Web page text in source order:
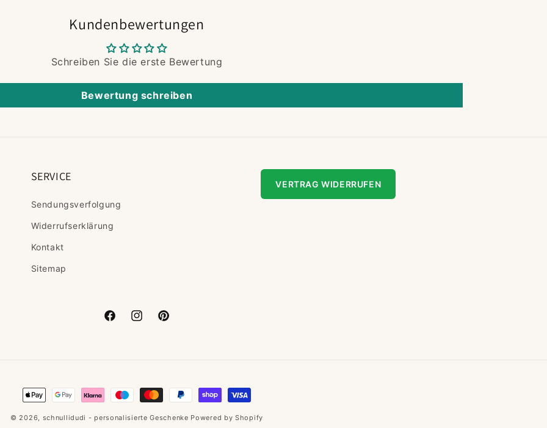
Kundenbewertungen
Schreiben Sie die erste Bewertung
Bewertung schreiben
SERVICE
Sendungsverfolgung
Widerrufserklärung
Kontakt
Sitemap
VERTRAG WIDERRUFEN
FacebookInstagramPinterest
Zahlungsmethoden
© 2026, schnullidudi - personalisierte Geschenke Powered by Shopify